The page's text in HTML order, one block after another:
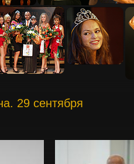
29 сентября